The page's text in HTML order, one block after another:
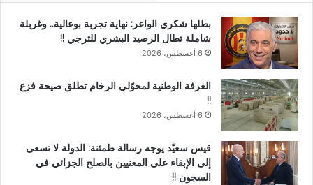
بطلها شكري الواعر: نهاية تجربة بوعالية.. وغربلة
شاملة تطال الرصيد البشري للترجي !!
6 أغسطس، 2026
الغرفة الوطنية لمحوّلي الرخام تطلق صيحة فزع
!!
6 أغسطس، 2026
قيس سعيّد يوجه رسالة طمئنة: الدولة لا تسعى
إلى الإبقاء على المعنيين بالصلح الجزائي في
السجون !!